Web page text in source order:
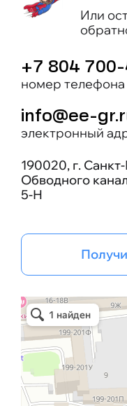
Или
+7 804
номер телефона
info@ee-
электронный
190020, г.
Обводного
5-Н
Эрго Инжиниринг групп
Бизнес-консалтинг в
Проектная организация